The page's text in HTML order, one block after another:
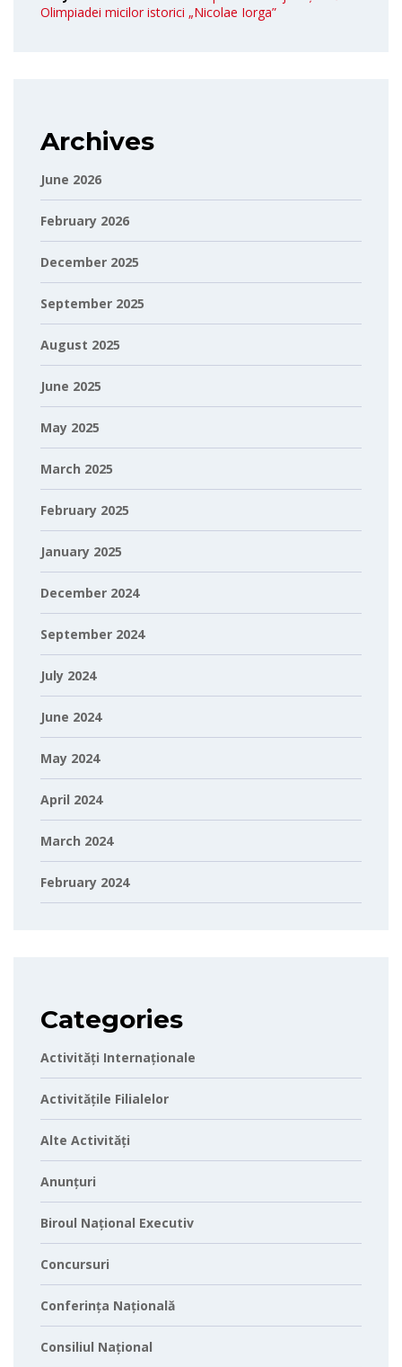
Olimpiadei micilor istorici „Nicolae Iorga”
Archives
June 2026
February 2026
December 2025
September 2025
August 2025
June 2025
May 2025
March 2025
February 2025
January 2025
December 2024
September 2024
July 2024
June 2024
May 2024
April 2024
March 2024
February 2024
Categories
Activități Internaționale
Activitățile Filialelor
Alte Activități
Anunțuri
Biroul Național Executiv
Concursuri
Conferința Națională
Consiliul Național